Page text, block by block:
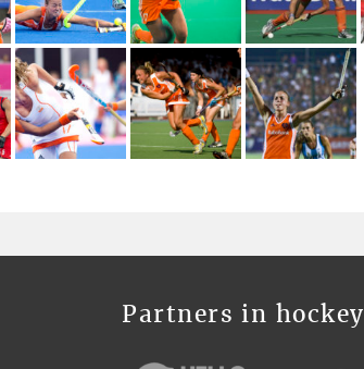
Partners in hockey